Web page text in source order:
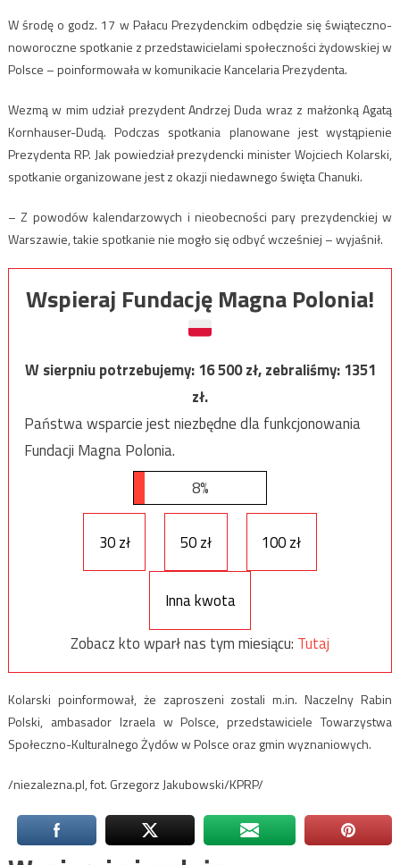
W środę o godz. 17 w Pałacu Prezydenckim odbędzie się świąteczno-
noworoczne spotkanie z przedstawicielami społeczności żydowskiej w
Polsce – poinformowała w komunikacie Kancelaria Prezydenta.
Wezmą w mim udział prezydent Andrzej Duda wraz z małżonką Agatą
Kornhauser-Dudą. Podczas spotkania planowane jest wystąpienie
Prezydenta RP. Jak powiedział prezydencki minister Wojciech Kolarski,
spotkanie organizowane jest z okazji niedawnego święta Chanuki.
– Z powodów kalendarzowych i nieobecności pary prezydenckiej w
Warszawie, takie spotkanie nie mogło się odbyć wcześniej – wyjaśnił.
Wspieraj Fundację Magna Polonia!
W sierpniu potrzebujemy:16 500zł, zebraliśmy:1351
zł.
Państwa wsparcie jest niezbędne dla funkcjonowania
Fundacji Magna Polonia.
8%
30 zł 50 zł 100 zł
Inna kwota
Zobacz kto wparł nas tym miesiącu: Tutaj
Kolarski poinformował, że zaproszeni zostali m.in. Naczelny Rabin
Polski, ambasador Izraela w Polsce, przedstawiciele Towarzystwa
Społeczno-Kulturalnego Żydów w Polsce oraz gmin wyznaniowych.
/niezalezna.pl, fot. Grzegorz Jakubowski/KPRP/